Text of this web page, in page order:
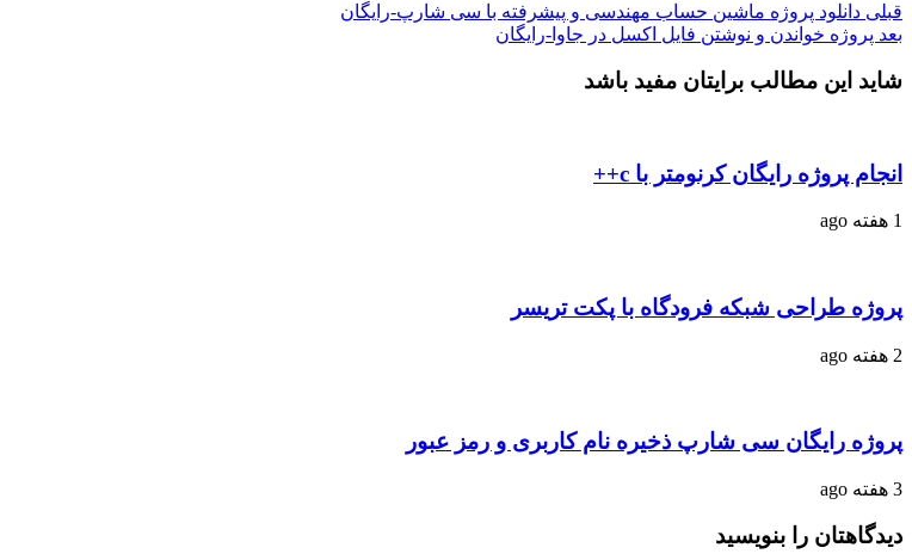
قبلی دانلود پروژه ماشین حساب مهندسی و پیشرفته با سی شارپ-رایگان
بعد پروژه خواندن و نوشتن فایل اکسل در جاوا-رایگان
شاید این مطالب برایتان مفید باشد
انجام پروژه رایگان کرنومتر با c++
1 هفته ago
پروژه طراحی شبکه فرودگاه با پکت تریسر
2 هفته ago
پروژه رایگان سی شارپ ذخیره نام کاربری و رمز عبور
3 هفته ago
دیدگاهتان را بنویسید